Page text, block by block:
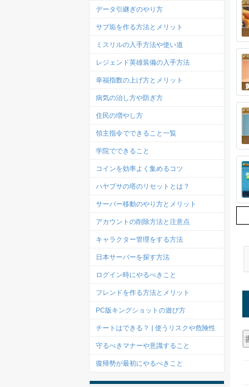
データ引継ぎのやり方
サブ垢を作る方法とメリット
ミスリルの入手方法や使い道
レジェンド英雄装備の入手方法
幸福指数の上げ方とメリット
病気の治し方や防ぎ方
住民の増やし方
領主指令でできること一覧
学院でできること
コインを効率よく集めるコツ
ハヤブサの塔のリセットとは？
サーバー移動のやり方とメリット
アカウントの削除方法と注意点
キャラクター管理をする方法
日本サーバーを探す方法
ログイン時にやるべきこと
フレンドを作る方法とメリット
PC版キングショットの遊び方
チートはできる？ | 使うリスクや危険性
守るべきマナーや意識すること
復帰勢が最初にやるべきこと